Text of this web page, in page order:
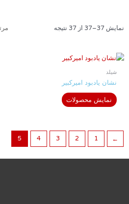
نمایش 37–37 از 37 نتیجه
شیلد
نشان یادبود امیرکبیر
نمایش محصولات
→
1
2
3
4
5